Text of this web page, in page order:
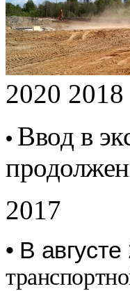
2020 2018
• Ввод в
2017
• В